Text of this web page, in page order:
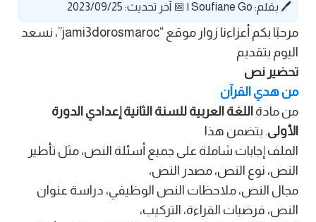
🖊️ بقلم: Soufiane Go
| 📅 آخر تحديث: 2023/09/25
مرحبًا بكم أعزاءنا زوار موقع “jami3dorosmaroc”، نسعد
اليوم بتقديم
تحضير نص
من هدي القرآن
من مادة اللغة العربية للسنة الثانية إعدادي الدورة
الأولى. يتضمن هذا
الملف إجابات شاملة على جميع أسئلة النص، مثل تأطير
النص، نوع النص، مصدر النص،
مجال النص، ملاحظات النص الوظيفي، دراسة عنوان
النص، فرضيات القراءة، التركيب،